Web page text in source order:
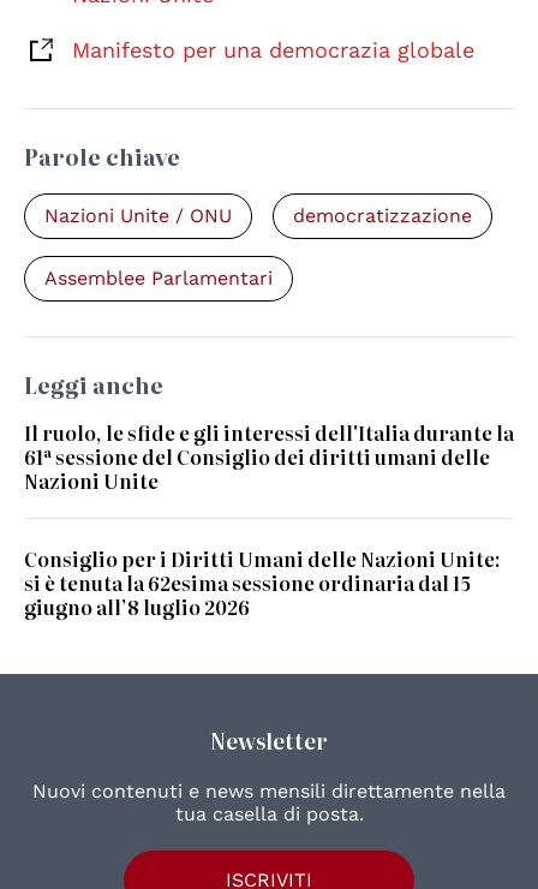
Manifesto per una democrazia globale
Parole chiave
Nazioni Unite / ONU democratizzazione
Assemblee Parlamentari
Leggi anche
Il ruolo, le sfide e gli interessi dell'Italia durante la
61ª sessione del Consiglio dei diritti umani delle
Nazioni Unite
Consiglio per i Diritti Umani delle Nazioni Unite:
si è tenuta la 62esima sessione ordinaria dal 15
giugno all’8 luglio 2026
Newsletter
Nuovi contenuti e news mensili direttamente nella
tua casella di posta.
ISCRIVITI